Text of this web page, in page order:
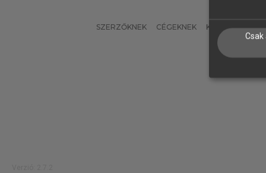
SZERZŐKNEK CÉGEKNEK
Csak